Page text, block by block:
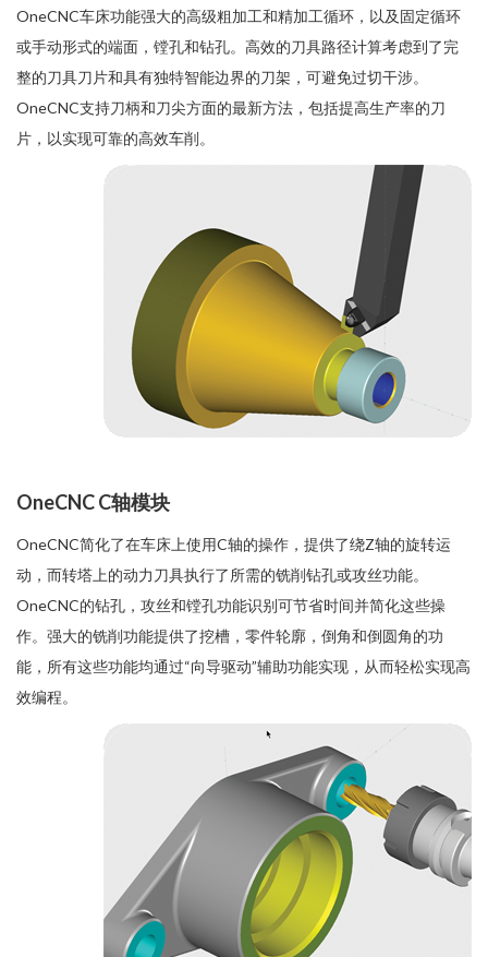
OneCNC车床功能强大的高级粗加工和精加工循环，以及固定循环
或手动形式的端面，镗孔和钻孔。高效的刀具路径计算考虑到了完
整的刀具刀片和具有独特智能边界的刀架，可避免过切干涉。
OneCNC支持刀柄和刀尖方面的最新方法，包括提高生产率的刀
片，以实现可靠的高效车削。
OneCNC C轴模块
OneCNC简化了在车床上使用C轴的操作，提供了绕Z轴的旋转运
动，而转塔上的动力刀具执行了所需的铣削钻孔或攻丝功能。
OneCNC的钻孔，攻丝和镗孔功能识别可节省时间并简化这些操
作。强大的铣削功能提供了挖槽，零件轮廓，倒角和倒圆角的功
能，所有这些功能均通过“向导驱动”辅助功能实现，从而轻松实现高
效编程。